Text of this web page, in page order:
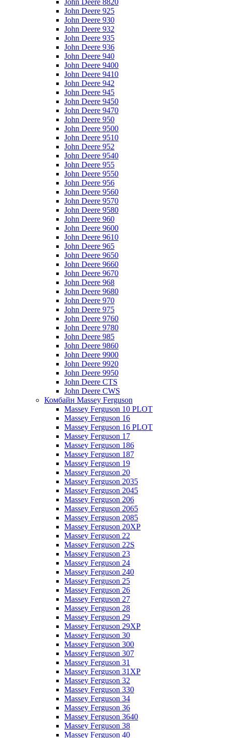
John Deere 8820
John Deere 925
John Deere 930
John Deere 932
John Deere 935
John Deere 936
John Deere 940
John Deere 9400
John Deere 9410
John Deere 942
John Deere 945
John Deere 9450
John Deere 9470
John Deere 950
John Deere 9500
John Deere 9510
John Deere 952
John Deere 9540
John Deere 955
John Deere 9550
John Deere 956
John Deere 9560
John Deere 9570
John Deere 9580
John Deere 960
John Deere 9600
John Deere 9610
John Deere 965
John Deere 9650
John Deere 9660
John Deere 9670
John Deere 968
John Deere 9680
John Deere 970
John Deere 975
John Deere 9760
John Deere 9780
John Deere 985
John Deere 9860
John Deere 9900
John Deere 9920
John Deere 9950
John Deere CTS
John Deere CWS
Комбайн Massey Ferguson
Massey Ferguson 10 PLOT
Massey Ferguson 16
Massey Ferguson 16 PLOT
Massey Ferguson 17
Massey Ferguson 186
Massey Ferguson 187
Massey Ferguson 19
Massey Ferguson 20
Massey Ferguson 2035
Massey Ferguson 2045
Massey Ferguson 206
Massey Ferguson 2065
Massey Ferguson 2085
Massey Ferguson 20XP
Massey Ferguson 22
Massey Ferguson 22S
Massey Ferguson 23
Massey Ferguson 24
Massey Ferguson 240
Massey Ferguson 25
Massey Ferguson 26
Massey Ferguson 27
Massey Ferguson 28
Massey Ferguson 29
Massey Ferguson 29XP
Massey Ferguson 30
Massey Ferguson 300
Massey Ferguson 307
Massey Ferguson 31
Massey Ferguson 31XP
Massey Ferguson 32
Massey Ferguson 330
Massey Ferguson 34
Massey Ferguson 36
Massey Ferguson 3640
Massey Ferguson 38
Massey Ferguson 40